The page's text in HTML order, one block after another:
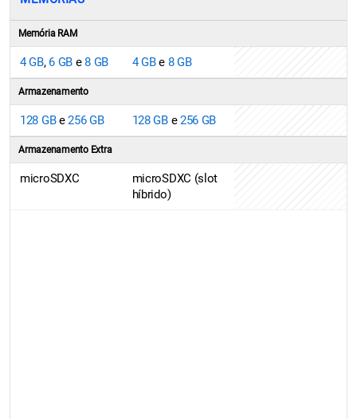
Memória RAM
4 GB, 6 GB e 8 GB 4 GBe 8 GB
Armazenamento
128 GBe256 GB 128 GBe256 GB
Armazenamento Extra
microSDXC
microSDXC (slot
híbrido)